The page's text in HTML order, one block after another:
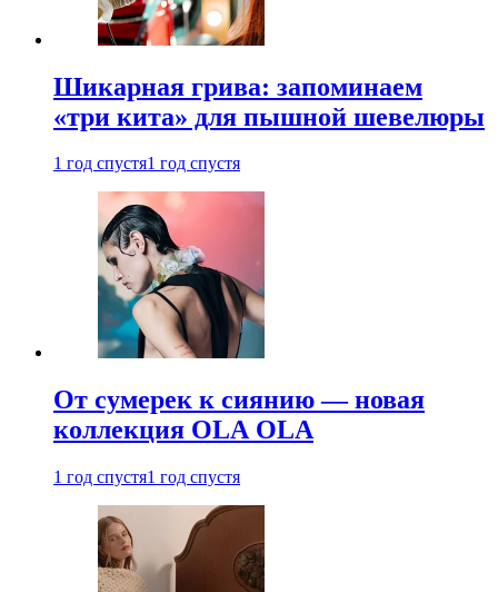
Шикарная грива: запоминаем
«три кита» для пышной шевелюры
1 год спустя1 год спустя
От сумерек к сиянию — новая
коллекция OLA OLA
1 год спустя1 год спустя